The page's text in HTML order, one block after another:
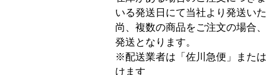
いる発送日にて当社より発送い
尚、複数の商品をご注文の場合
発送となります。
※配送業者は「佐川急便」また
けます